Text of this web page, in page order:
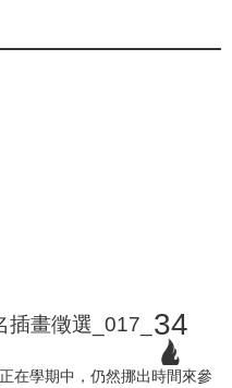
畫徵選_017_ 34
在學期中，仍然挪出時間來參